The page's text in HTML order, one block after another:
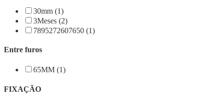
30mm (1)
3Meses (2)
7895272607650 (1)
Entre furos
65MM (1)
FIXAÇÃO